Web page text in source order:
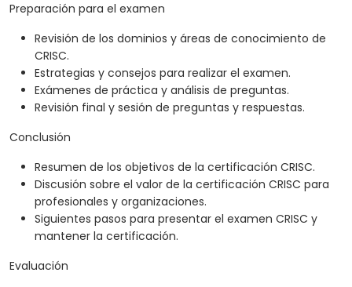
Preparación para el examen
Revisión de los dominios y áreas de conocimiento de
CRISC.
Estrategias y consejos para realizar el examen.
Exámenes de práctica y análisis de preguntas.
Revisión final y sesión de preguntas y respuestas.
Conclusión
Resumen de los objetivos de la certificación CRISC.
Discusión sobre el valor de la certificación CRISC para
profesionales y organizaciones.
Siguientes pasos para presentar el examen CRISC y
mantener la certificación.
Evaluación